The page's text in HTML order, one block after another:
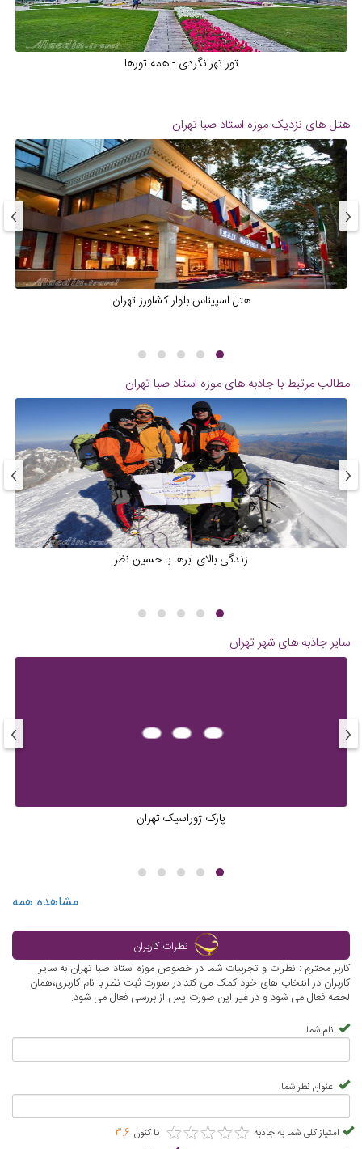
تور تهرانگردی - همه تورها
هتل های نزدیک موزه استاد صبا تهران
هتل اسپیناس بلوار کشاورز تهران
‹
›
مطالب مرتبط با جاذبه های موزه استاد صبا تهران
زندگی بالای ابرها با حسین نظر
‹
›
سایر جاذبه های شهر تهران
پارک ژوراسیک تهران
‹
›
مشاهده همه
نظرات کاربران
کاربر محترم : نظرات و تجربیات شما در خصوص موزه استاد صبا تهران به سایر
کاربران در انتخاب های خود کمک می کند.در صورت ثبت نظر با نام کاربری،همان
لحظه فعال می شود و در غیر این صورت پس از بررسی فعال می شود.
نام شما
عنوان نظر شما
امتیاز کلی شما به جاذبه ★★★★★
★★★★★ تا کنون 3.6